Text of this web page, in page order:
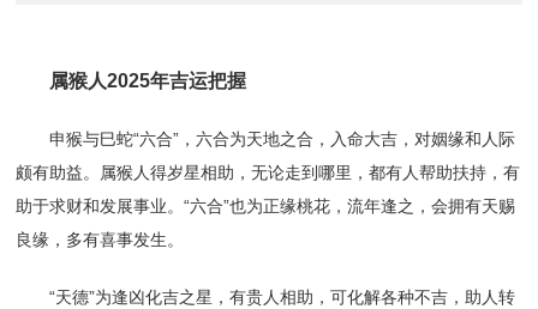
属猴人2025年吉运把握
申猴与巳蛇“六合”，六合为天地之合，入命大吉，对姻缘和人际
颇有助益。属猴人得岁星相助，无论走到哪里，都有人帮助扶持，有
助于求财和发展事业。“六合”也为正缘桃花，流年逢之，会拥有天赐
良缘，多有喜事发生。
“天德”为逢凶化吉之星，有贵人相助，可化解各种不吉，助人转